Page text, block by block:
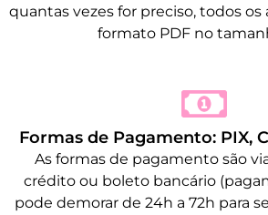
quantas vezes for preciso, todos
formato PDF no
Formas de Pagamento: PIX,
As formas de pagamento são
crédito ou boleto bancário
pode demorar de 24h a 72h para